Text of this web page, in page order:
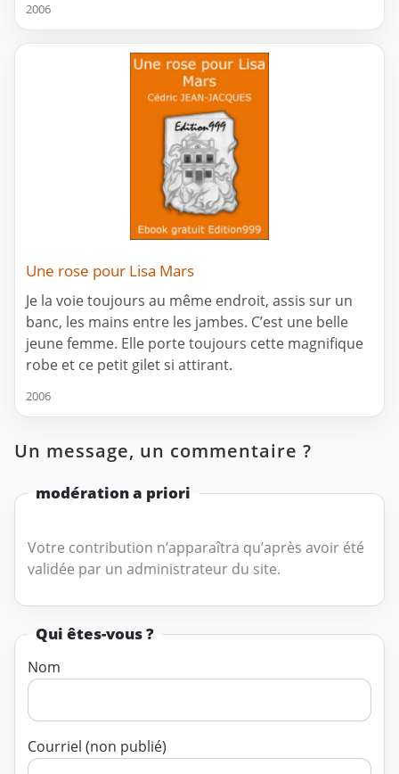
2006
Une rose pour Lisa Mars
Je la voie toujours au même endroit, assis sur un
banc, les mains entre les jambes. C’est une belle
jeune femme. Elle porte toujours cette magnifique
robe et ce petit gilet si attirant.
2006
Un message, un commentaire ?
modération a priori
Votre contribution n’apparaîtra qu’après avoir été
validée par un administrateur du site.
Qui êtes-vous ?
Nom
Courriel (non publié)